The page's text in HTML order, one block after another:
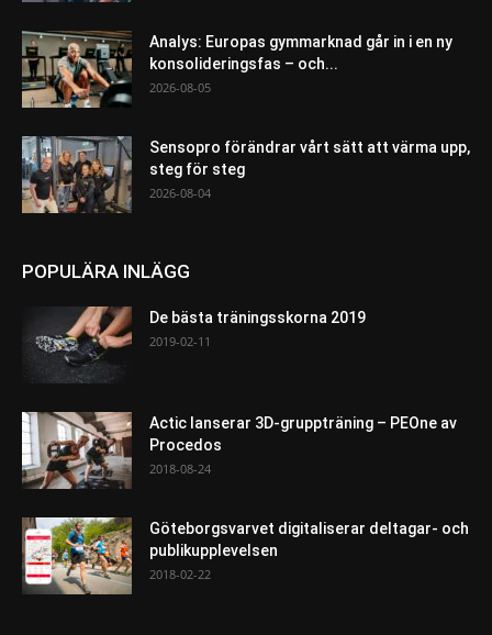
Analys: Europas gymmarknad går in i en ny
konsolideringsfas – och...
2026-08-05
Sensopro förändrar vårt sätt att värma upp,
steg för steg
2026-08-04
POPULÄRA INLÄGG
De bästa träningsskorna 2019
2019-02-11
Actic lanserar 3D-gruppträning – PEOne av
Procedos
2018-08-24
Göteborgsvarvet digitaliserar deltagar- och
publikupplevelsen
2018-02-22